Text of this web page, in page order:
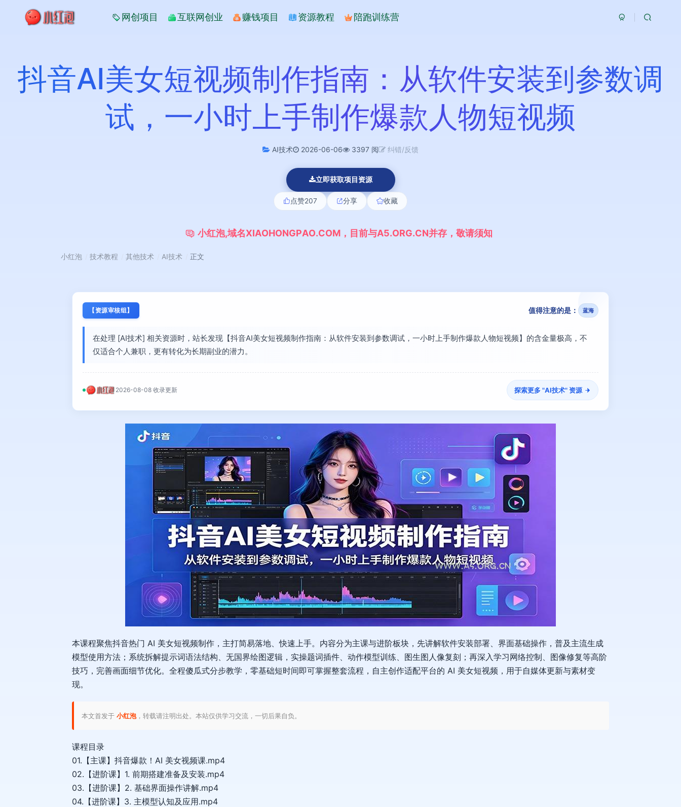
网创项目 互联网创业 赚钱项目 资源教程 陪跑训练营
抖音AI美女短视频制作指南：从软件安装到参数调
试，一小时上手制作爆款人物短视频
AI技术 2026-06-06 3397 阅 纠错/反馈
立即获取项目资源
点赞207 分享 收藏
小红泡,域名XIAOHONGPAO.COM ， 目 前与A5.ORG.CN并存 ， 敬请须知
小红泡 技术教程 其他技术 AI技术 正文
【资源审核组】 值得注意的是： 蓝海
在处理 [AI技术] 相关资源时，站长发现【抖音AI美女短视频制作指南：从软件安装到参数调试，一小时上手制作爆款人物短视频】的含金量极高，不
仅适合个人兼职，更有转化为长期副业的潜力。
2026-08-08 收录更新 探索更多 "AI技术" 资源
本课程聚焦抖音热门 AI 美女短视频制作，主打简易落地、快速上手。内容分为主课与进阶板块，先讲解软件安装部署、界面基础操作，普及主流生成
模型使用方法；系统拆解提示词语法结构、无国界绘图逻辑，实操题词插件、动作模型训练、图生图人像复刻；再深入学习网络控制、图像修复等高阶
技巧，完善画面细节优化。全程傻瓜式分步教学，零基础短时间即可掌握整套流程，自主创作适配平台的 AI 美女短视频，用于自媒体更新与素材变
现。
本文首发于 小红泡，转载请注明出处。本站仅供学习交流，一切后果自负。
课程目录
01.【主课】抖音爆款！AI 美女视频课.mp4
02.【进阶课】1. 前期搭建准备及安装.mp4
03.【进阶课】2. 基础界面操作讲解.mp4
04.【进阶课】3. 主模型认知及应用.mp4